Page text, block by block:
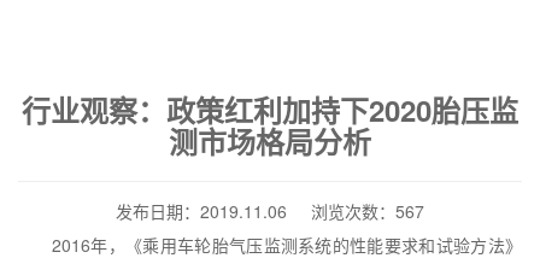
行业观察：政策红利加持下2020胎压监
测市场格局分析
发布日期：2019.11.06 浏览次数：567
2016年，《乘用车轮胎气压监测系统的性能要求和试验方法》